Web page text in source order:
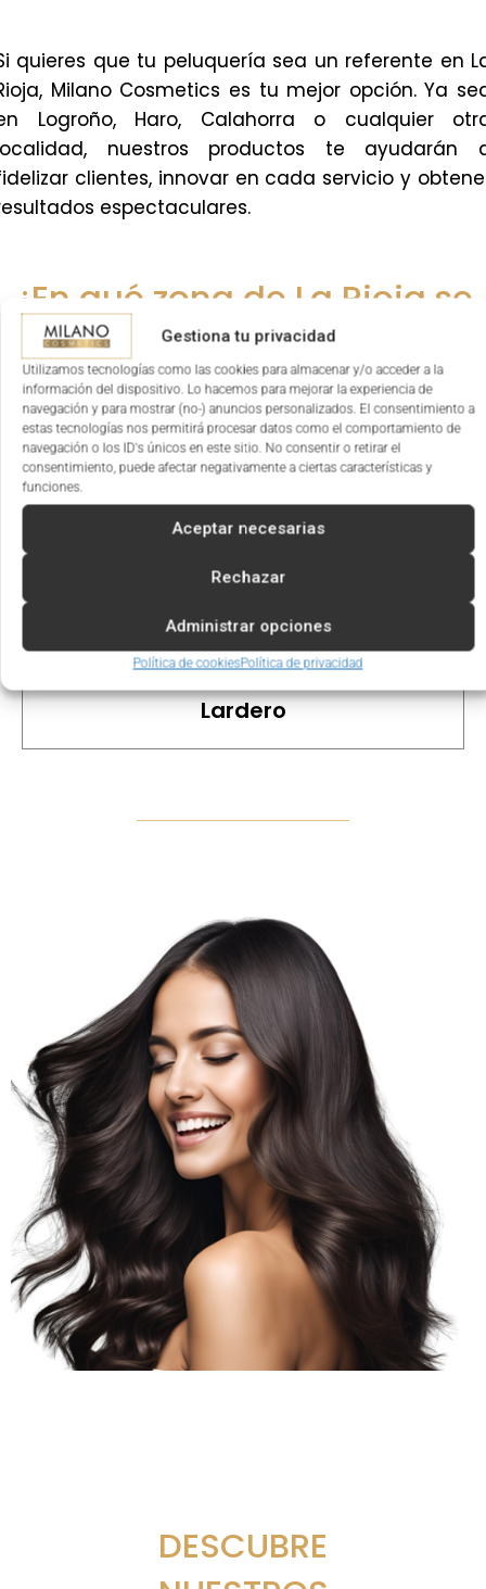
Gestiona tu privacidad
Utilizamos tecnologías como las cookies para almacenar y/o acceder a la
información del dispositivo. Lo hacemos para mejorar la experiencia de
navegación y para mostrar (no-) anuncios personalizados. El consentimiento a
estas tecnologías nos permitirá procesar datos como el comportamiento de
navegación o los ID's únicos en este sitio. No consentir o retirar el
consentimiento, puede afectar negativamente a ciertas características y
funciones.
Aceptar necesarias
Rechazar
Administrar opciones
Política de cookiesPolítica de privacidad
quieres que tu peluquería sea un referente en
Milano Cosmetics es tu mejor opción. Ya
Logroño, Haro, Calahorra o cualquier
nuestros productos te ayudarán
clientes, innovar en cada servicio y
espectaculares.
¿En qué zona de La Rioja se
encuentra tu peluquería?
Calahorra
Haro
Lardero
DESCUBRE